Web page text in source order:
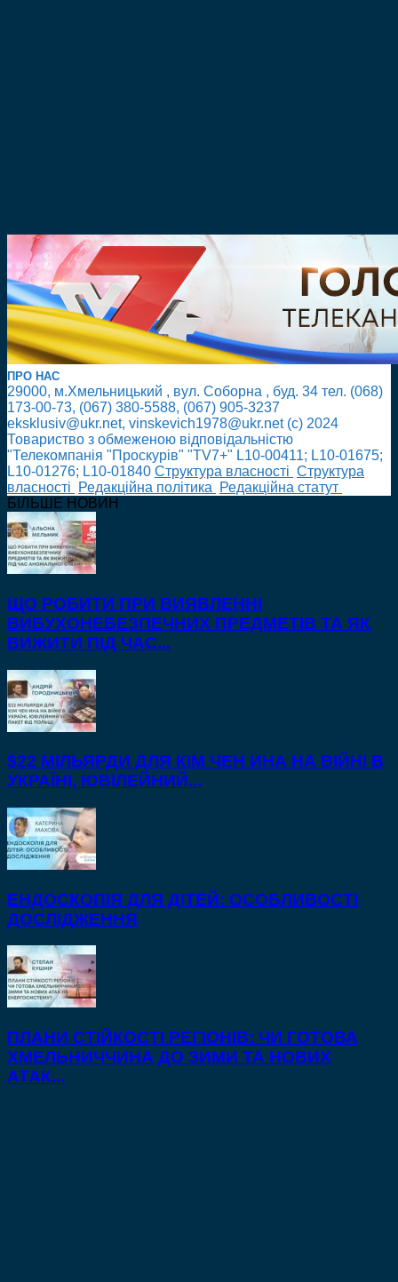
ПРО НАС
29000, м.Хмельницький , вул. Соборна , буд. 34 тел. (068)
173-00-73, (067) 380-5588, (067) 905-3237
eksklusiv@ukr.net, vinskevich1978@ukr.net (с) 2024
Товариство з обмеженою відповідальністю
"Телекомпанія "Проскурів" "TV7+" L10-00411; L10-01675;
L10-01276; L10-01840 Cтруктура власності Cтруктура
власності
Редакційна політика
Редакційна статут
БІЛЬШЕ НОВИН
ЩО РОБИТИ ПРИ ВИЯВЛЕННІ
ВИБУХОНЕБЕЗПЕЧНИХ ПРЕДМЕТІВ ТА ЯК
ВИЖИТИ ПІД ЧАС...
$22 МІЛЬЯРДИ ДЛЯ КІМ ЧЕН ИНА НА ВІЙНІ В
УКРАЇНІ, ЮВІЛЕЙНИЙ...
ЕНДОСКОПІЯ ДЛЯ ДІТЕЙ: ОСОБЛИВОСТІ
ДОСЛІДЖЕННЯ
ПЛАНИ СТІЙКОСТІ РЕГІОНІВ: ЧИ ГОТОВА
ХМЕЛЬНИЧЧИНА ДО ЗИМИ ТА НОВИХ
АТАК...